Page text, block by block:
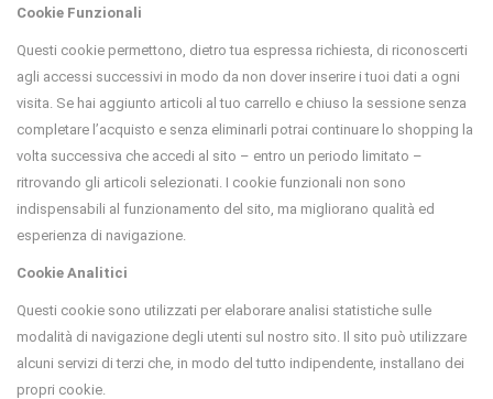
Cookie Funzionali
Questi cookie permettono, dietro tua espressa richiesta, di riconoscerti
agli accessi successivi in modo da non dover inserire i tuoi dati a ogni
visita. Se hai aggiunto articoli al tuo carrello e chiuso la sessione senza
completare l’acquisto e senza eliminarli potrai continuare lo shopping la
volta successiva che accedi al sito – entro un periodo limitato –
ritrovando gli articoli selezionati. I cookie funzionali non sono
indispensabili al funzionamento del sito, ma migliorano qualità ed
esperienza di navigazione.
Cookie Analitici
Questi cookie sono utilizzati per elaborare analisi statistiche sulle
modalità di navigazione degli utenti sul nostro sito. Il sito può utilizzare
alcuni servizi di terzi che, in modo del tutto indipendente, installano dei
propri cookie.